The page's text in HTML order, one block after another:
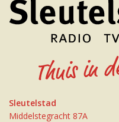
Sleutelstad
Middelstegracht 87A